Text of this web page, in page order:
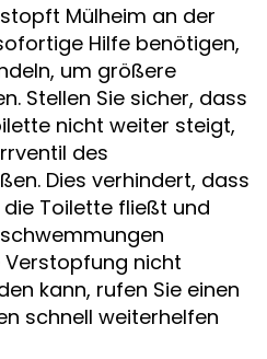
Mülheim an der
Hilfe benötigen,
um größere
Stellen Sie sicher, dass
nicht weiter steigt,
des
Dies verhindert, dass
Toilette fließt und
Verstopfung nicht
kann, rufen Sie einen
schnell weiterhelfen